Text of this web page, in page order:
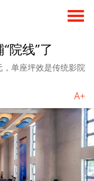
院线”了
单座坪效是传统影院
A+